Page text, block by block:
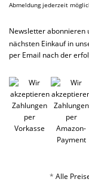
Abmeldung jederzeit
Newsletter abonnieren
nächsten Einkauf in
per Email nach der
* Alle